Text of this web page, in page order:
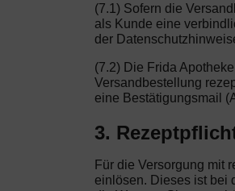
(7.1) Sofern die
als Kunde eine
der
(7.2) Die Frida
Versandbestellung
eine Bestätigungsmail
3.
Für die Versorgung mit
einlösen. Dieses ist bei